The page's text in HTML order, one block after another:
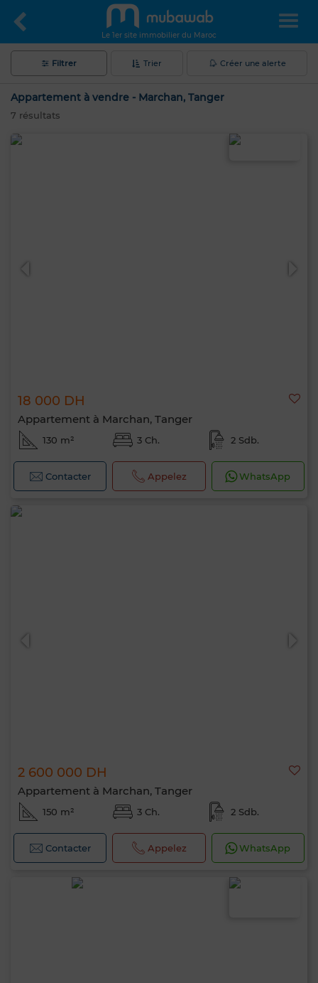
Le 1er site immobilier du Maroc
Filtrer Trier Créer une alerte
Appartement à vendre - Marchan, Tanger
7 résultats
18 000 DH
Appartement à Marchan, Tanger
130 m² 3 Ch. 2 Sdb.
Contacter Appelez WhatsApp
2 600 000 DH
Appartement à Marchan, Tanger
150 m² 3 Ch. 2 Sdb.
Contacter Appelez WhatsApp